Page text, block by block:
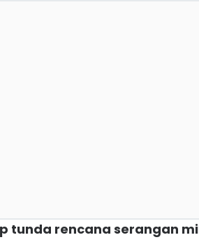
tunda rencana serangan